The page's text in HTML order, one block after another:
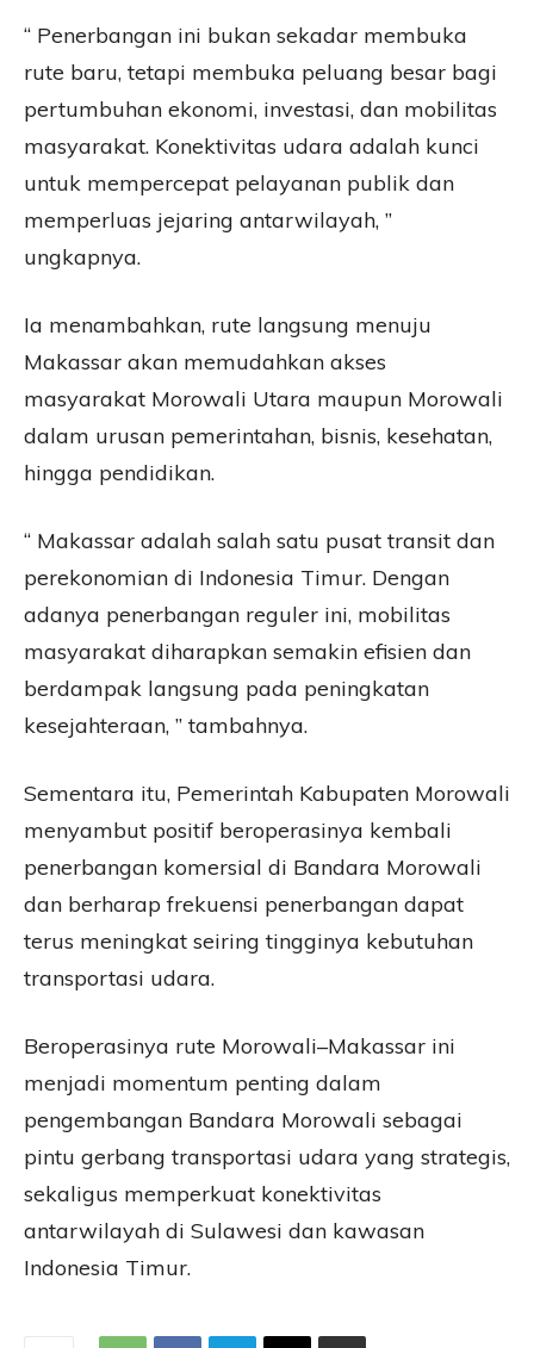
“ Penerbangan ini bukan sekadar membuka
rute baru, tetapi membuka peluang besar bagi
pertumbuhan ekonomi, investasi, dan mobilitas
masyarakat. Konektivitas udara adalah kunci
untuk mempercepat pelayanan publik dan
memperluas jejaring antarwilayah, ”
ungkapnya.
Ia menambahkan, rute langsung menuju
Makassar akan memudahkan akses
masyarakat Morowali Utara maupun Morowali
dalam urusan pemerintahan, bisnis, kesehatan,
hingga pendidikan.
“ Makassar adalah salah satu pusat transit dan
perekonomian di Indonesia Timur. Dengan
adanya penerbangan reguler ini, mobilitas
masyarakat diharapkan semakin efisien dan
berdampak langsung pada peningkatan
kesejahteraan, ” tambahnya.
Sementara itu, Pemerintah Kabupaten Morowali
menyambut positif beroperasinya kembali
penerbangan komersial di Bandara Morowali
dan berharap frekuensi penerbangan dapat
terus meningkat seiring tingginya kebutuhan
transportasi udara.
Beroperasinya rute Morowali–Makassar ini
menjadi momentum penting dalam
pengembangan Bandara Morowali sebagai
pintu gerbang transportasi udara yang strategis,
sekaligus memperkuat konektivitas
antarwilayah di Sulawesi dan kawasan
Indonesia Timur.